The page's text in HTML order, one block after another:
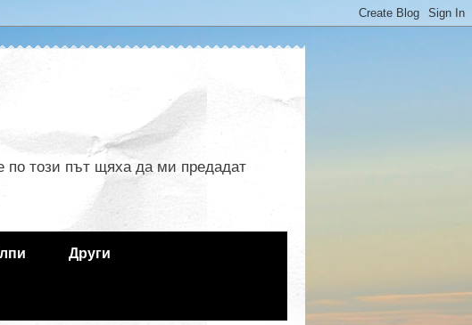
по този път щяха да ми предадат
Други